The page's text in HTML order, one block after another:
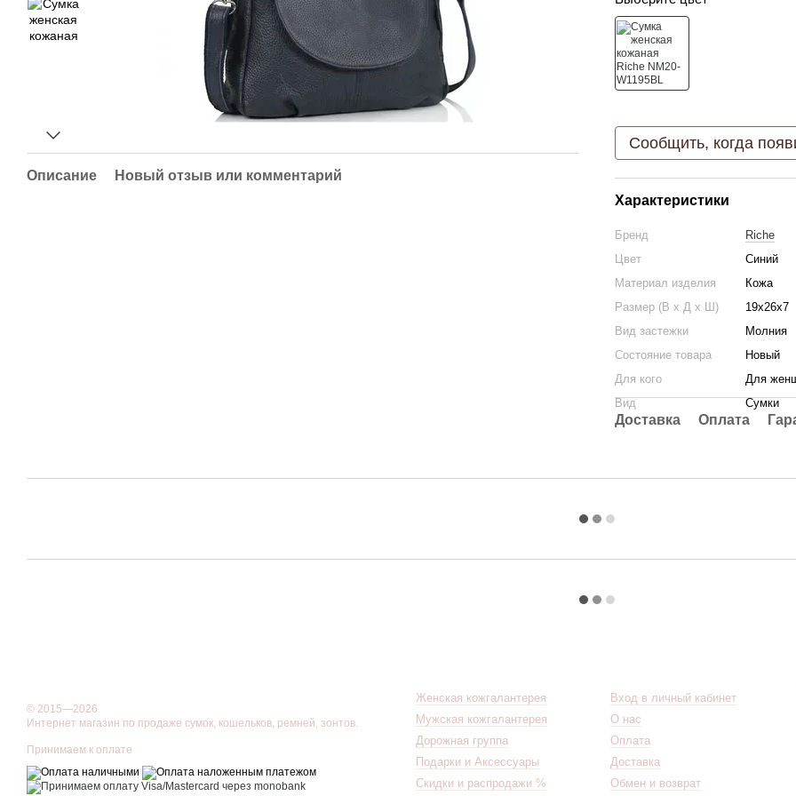
Описание Новый отзыв или комментарий
Сообщить, когда
Характеристики
Бренд
Riche
Цвет
Синий
Материал изделия
Кожа
Размер (В х Д х Ш)
19х26х7
Вид застежки
Молния
Состояние товара
Новый
Для кого
Для
Вид
Сумки
Доставка Оплата
© 2015—2026
Интернет магазин по продаже сумок, кошельков, ремней, зонтов.
Принимаем к оплате
Женская кожгалантерея
Мужская кожгалантерея
Дорожная группа
Подарки и Аксессуары
Скидки и распродажи %
Вход в личный кабинет
О нас
Оплата
Доставка
Обмен и возврат